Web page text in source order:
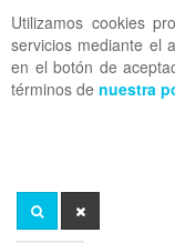
Utilizamos cookies
servicios mediante el
en el botón de
términos de nuestra
OFF CANVAS
del
títuloBUSCAR